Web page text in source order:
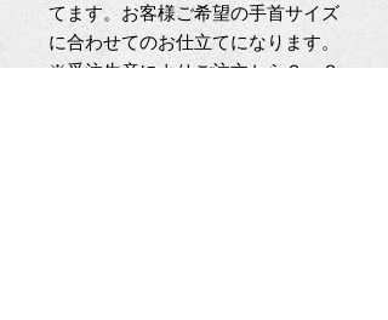
てます。お客様ご希望の手首サイズ
に合わせてのお仕立てになります。
※受注生産によりご注文から２～３